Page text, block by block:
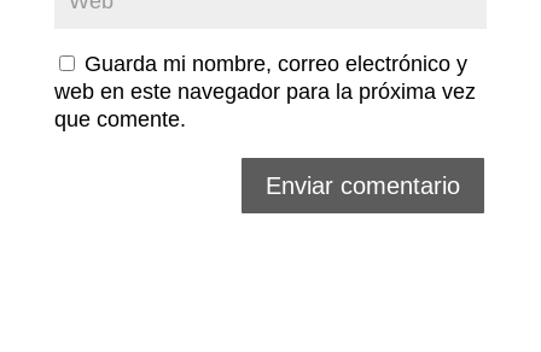
Guarda mi nombre, correo electrónico y
web en este navegador para la próxima vez
que comente.